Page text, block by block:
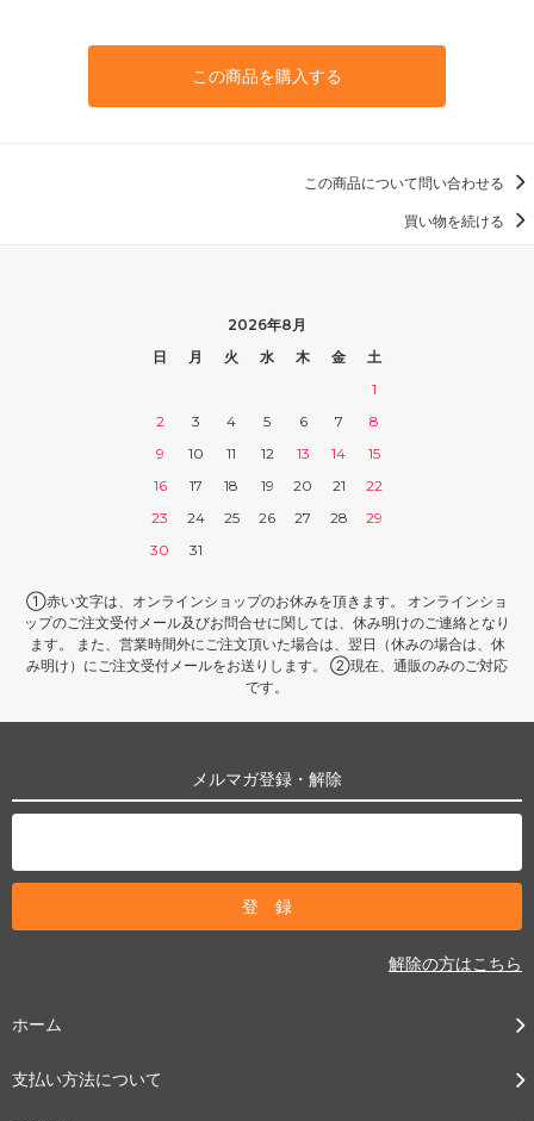
この商品を購入する
この商品について問い合わせる
買い物を続ける
2026年8月
日
月 火 水 木 金
土
1
2
3 4 5 6 7
8
9
10 11 12 13 14
15
16
17 18 19 20 21
22
23
24 25 26 27 28
29
30
31
①赤い文字は、オンラインショップのお休みを頂きます。 オンラインショ
ップのご注文受付メール及びお問合せに関しては、休み明けのご連絡となり
ます。 また、営業時間外にご注文頂いた場合は、翌日（休みの場合は、休
み明け）にご注文受付メールをお送りします。 ②現在、通販のみのご対応
です。
メルマガ登録・解除
解除の方はこちら
ホーム
支払い方法について